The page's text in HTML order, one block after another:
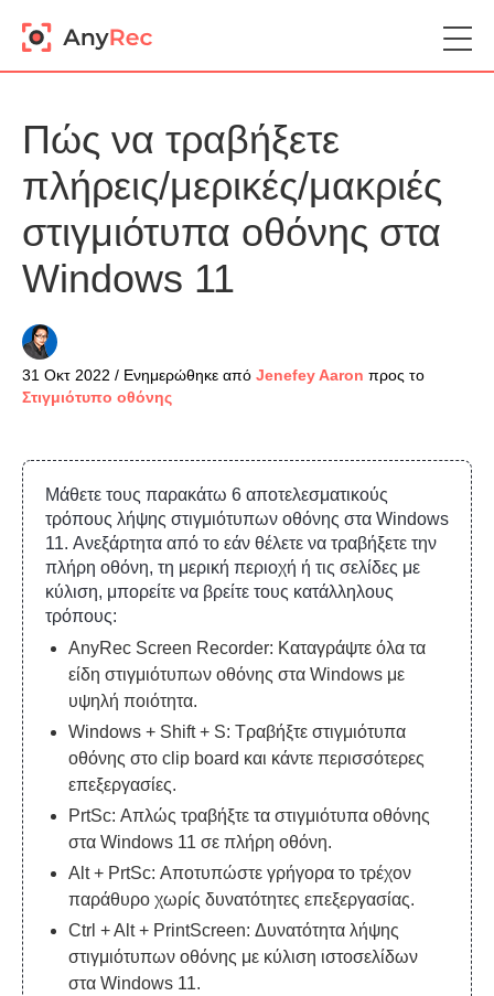
Πώς να τραβήξετε
πλήρεις/μερικές/μακριές
στιγμιότυπα οθόνης στα
Windows 11
31 Οκτ 2022 / Ενημερώθηκε από Jenefey Aaron προς το
Στιγμιότυπο οθόνης
Μάθετε τους παρακάτω 6 αποτελεσματικούς
τρόπους λήψης στιγμιότυπων οθόνης στα Windows
11. Ανεξάρτητα από το εάν θέλετε να τραβήξετε την
πλήρη οθόνη, τη μερική περιοχή ή τις σελίδες με
κύλιση, μπορείτε να βρείτε τους κατάλληλους
τρόπους:
AnyRec Screen Recorder: Καταγράψτε όλα τα
είδη στιγμιότυπων οθόνης στα Windows με
υψηλή ποιότητα.
Windows + Shift + S: Τραβήξτε στιγμιότυπα
οθόνης στο clip board και κάντε περισσότερες
επεξεργασίες.
PrtSc: Απλώς τραβήξτε τα στιγμιότυπα οθόνης
στα Windows 11 σε πλήρη οθόνη.
Alt + PrtSc: Αποτυπώστε γρήγορα το τρέχον
παράθυρο χωρίς δυνατότητες επεξεργασίας.
Ctrl + Alt + PrintScreen: Δυνατότητα λήψης
στιγμιότυπων οθόνης με κύλιση ιστοσελίδων
στα Windows 11.